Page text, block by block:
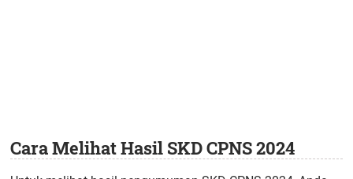
Cara Melihat Hasil SKD CPNS 2024